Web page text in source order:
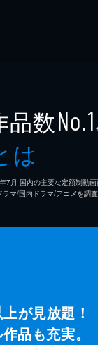
品数No.1
は
7⽉ 国内の主要な定額制動
マ/国内ドラマ/アニメを調査
が見放題！
品も充実。